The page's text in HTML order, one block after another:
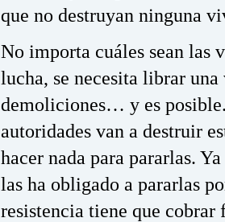
que no destruyan ninguna
No importa cuáles sean las
lucha, se necesita librar
demoliciones… y es
autoridades van a destruir
hacer nada para pararlas.
las ha obligado a pararlas
resistencia tiene que